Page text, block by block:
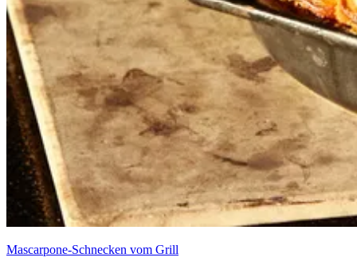
Mascarpone-Schnecken vom Grill